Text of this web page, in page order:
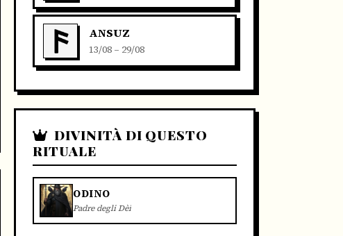
ANSUZ
13/08 – 29/08
DIVINITÀ DI QUESTO
RITUALE
ODINO
Padre degli Dèi